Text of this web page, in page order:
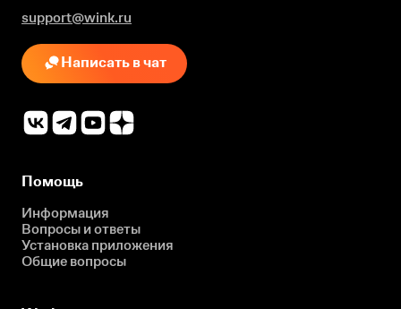
support@wink.ru
Написать в чат
Помощь
Информация
Вопросы и ответы
Установка приложения
Общие вопросы